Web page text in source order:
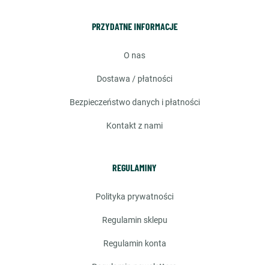
PRZYDATNE INFORMACJE
o nas
dostawa / płatności
bezpieczeństwo danych i płatności
kontakt z nami
REGULAMINY
polityka prywatności
regulamin sklepu
regulamin konta